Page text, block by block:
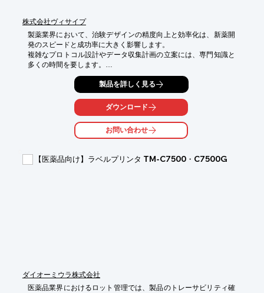
株式会社ヴィサイプ
製薬業界において、治験デザインの精度向上と効率化は、新薬開
発のスピードと成功率に大きく影響します。
複雑なプロトコル設計やデータ収集計画の立案には、専門知識と
多くの時間を要します。
特に、最新の規制動向や過去の類似治験データの分析は、迅速か
つ正確に行うことが求められます。
ChatGPTは、これらの課題に対し、対話形式で情報収集やアイデ
ア出しをサポートし、治験デザインの初期段階における業務負担
を軽減する可能性を秘めています。
特別なスキルがなくても、まるで専門家と相談するかのように、
様々な角度からの情報や提案を得ることができます。
【活用シーン】
・治験プロトコル設計の補助
製品を詳しく見る
ダウンロード
お問い合わせ
【医薬品向け】ラベルプリンタ TM-C7500・C7500G
ダイオーミウラ株式会社
医薬品業界におけるロット管理では、製品のトレーサビリティ確